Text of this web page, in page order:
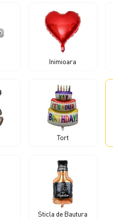
Inimioara
Tort
Sticla de Bautura